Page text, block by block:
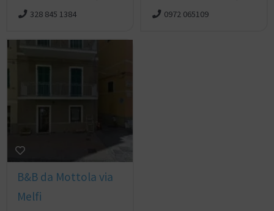
328 845 1384
0972 065109
B&B da Mottola via
Melfi